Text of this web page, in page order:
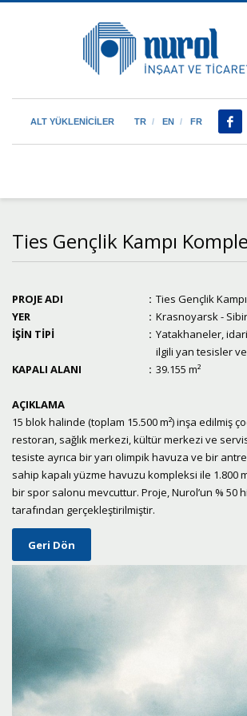
ALT YÜKLENİCİLER TR EN FR
Ties Gençlik Kampı
PROJE ADI : Ties Gençlik
YER
: Krasnoyarsk -
İŞİN TİPİ
: Yatakhaneler,
ilgili yan tesisler
KAPALI ALANI
: 39.155 m²
AÇIKLAMA
15 blok halinde (toplam 15.500 m²) inşa edilmiş
restoran, sağlık merkezi, kültür merkezi ve
tesiste ayrıca bir yarı olimpik havuza ve bir
sahip kapalı yüzme havuzu kompleksi ile 1.800
bir spor salonu mevcuttur. Proje, Nurol’un % 50
tarafından gerçekleştirilmiştir.
Geri Dön